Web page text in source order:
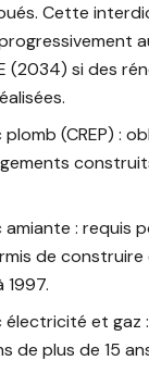
Cette
(2034) si des
(CREP) :
: requis
de construire
1997.
électricité et gaz
de plus de 15